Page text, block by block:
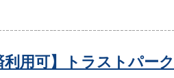
利用可】トラストパー